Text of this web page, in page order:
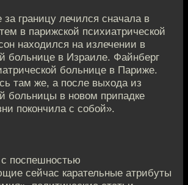
границу лечился сначала в
в парижской психиатрической
находился на излечении в
больнице в Израиле. Файнберг
больнице в Париже.
там же, а после выхода из
больницы в новом припадке
покончила с собой».
поспешностью
сейчас карательные атрибуты